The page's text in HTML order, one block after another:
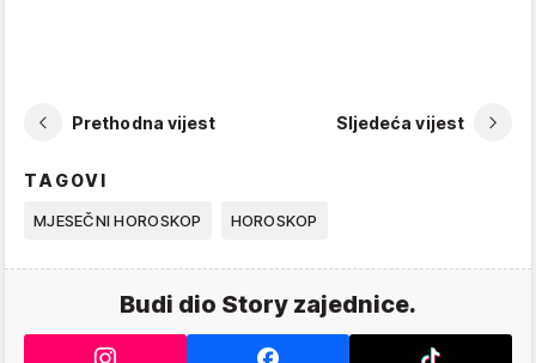
Prethodna vijest Sljedeća vijest
TAGOVI
MJESEČNI HOROSKOP HOROSKOP
Budi dio Story zajednice.